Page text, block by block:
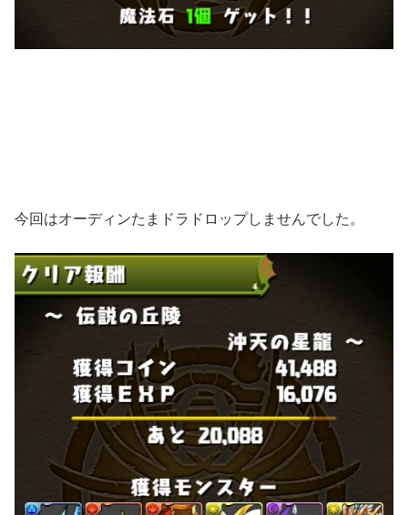
今回はオーディンたまドラドロップしませんでした。